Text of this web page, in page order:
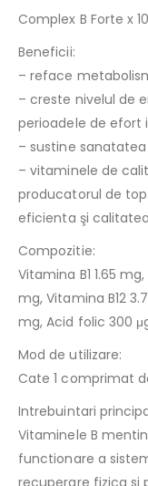
Complex B Forte x
Beneficii:
– reface
– creste nivelul de
perioadele de efort
– sustine
– vitaminele de
producatorul de
eficienta şi
Compozitie:
Vitamina B1 1.65
mg, Vitamina B12
mg, Acid folic 300
Mod de utilizare:
Cate 1 comprimat
Intrebuintari
Vitaminele B
functionare a